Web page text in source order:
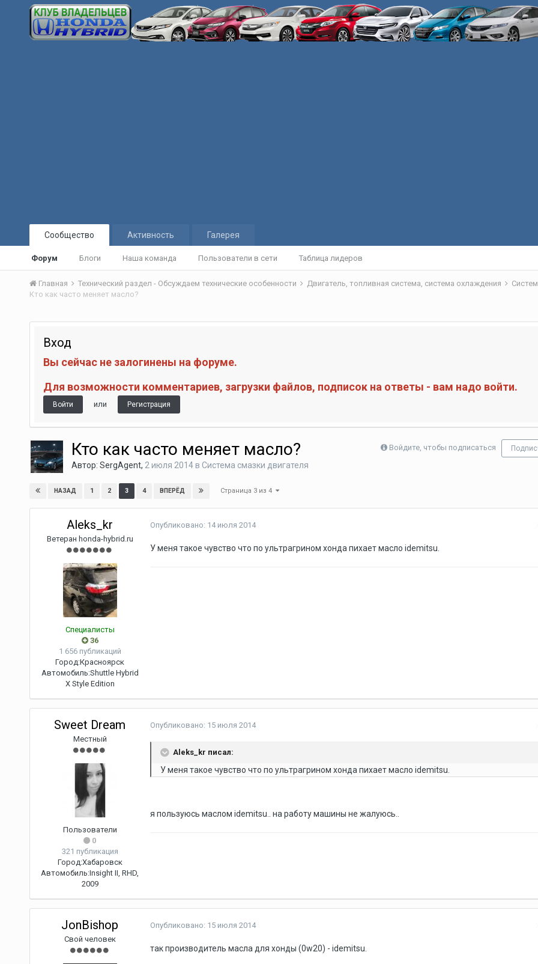
Сообщество
Форум Блоги Наша команда Пользователи в сети Таблица лидеров
Активность Галерея
Главная Технический раздел - Обсуждаем технические особенности Двигатель, топливная система, система охлаждения
Кто как часто меняет масло?
Вход
Вы сейчас не залогинены на форуме.
Для возможности комментариев, загрузки файлов, подписок на ответы - вам надо войти.
Войти или Регистрация
Войдите, чтобы подписаться
Кто как часто меняет масло?
Автор: SergAgent, 2 июля 2014в Система смазки двигателя
НАЗАД 1 2 3 4 ВПЕРЁД Страница 3 из 4
Aleks_kr
Ветеран honda-hybrid.ru
Специалисты
36
1 656 публикаций
Город:Красноярск
Автомобиль:Shuttle Hybrid
X Style Edition
Опубликовано: 14 июля 2014
У меня такое чувство что по ультрагрином хонда пихает масло idemitsu.
Sweet Dream
Местный
Пользователи
0
321 публикация
Город:Хабаровск
Автомобиль:Insight II, RHD,
2009
Опубликовано: 15 июля 2014
Aleks_kr писал:
У меня такое чувство что по ультрагрином хонда пихает масло idemitsu.
я пользуюсь маслом idemitsu.. на работу машины не жалуюсь..
JonBishop
Свой человек
Опубликовано: 15 июля 2014
так производитель масла для хонды (0w20) - idemitsu.